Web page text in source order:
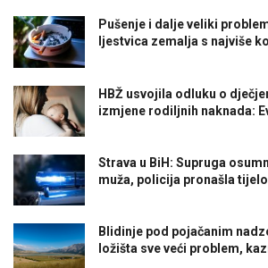
Pušenje i dalje veliki
ljestvica zemalja s najviše
HBŽ usvojila odluku o
izmjene rodiljnih naknada:
Strava u BiH: Supruga
muža, policija pronašla
Blidinje pod pojačanim
ložišta sve veći problem,